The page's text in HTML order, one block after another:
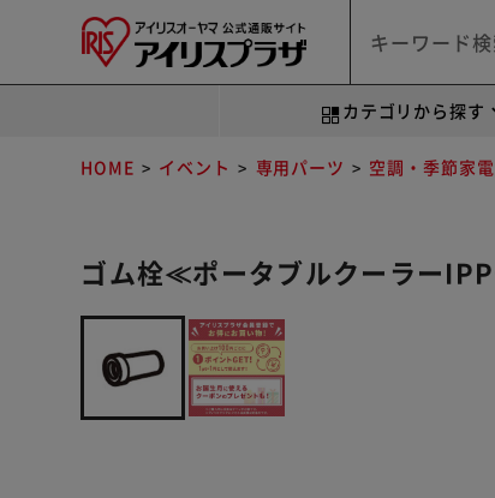
カテゴリから探す
HOME イベント 専用パーツ 空調・季節家電
ゴム栓≪ポータブルクーラー